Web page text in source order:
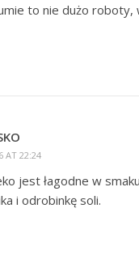
to nie dużo roboty,
AT 22:24
jest łagodne w
i odrobinkę soli.